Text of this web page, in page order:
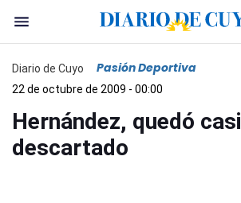
Diario de Cuyo Pasión Deportiva
22 de octubre de 2009 - 00:00
Hernández, quedó casi
descartado